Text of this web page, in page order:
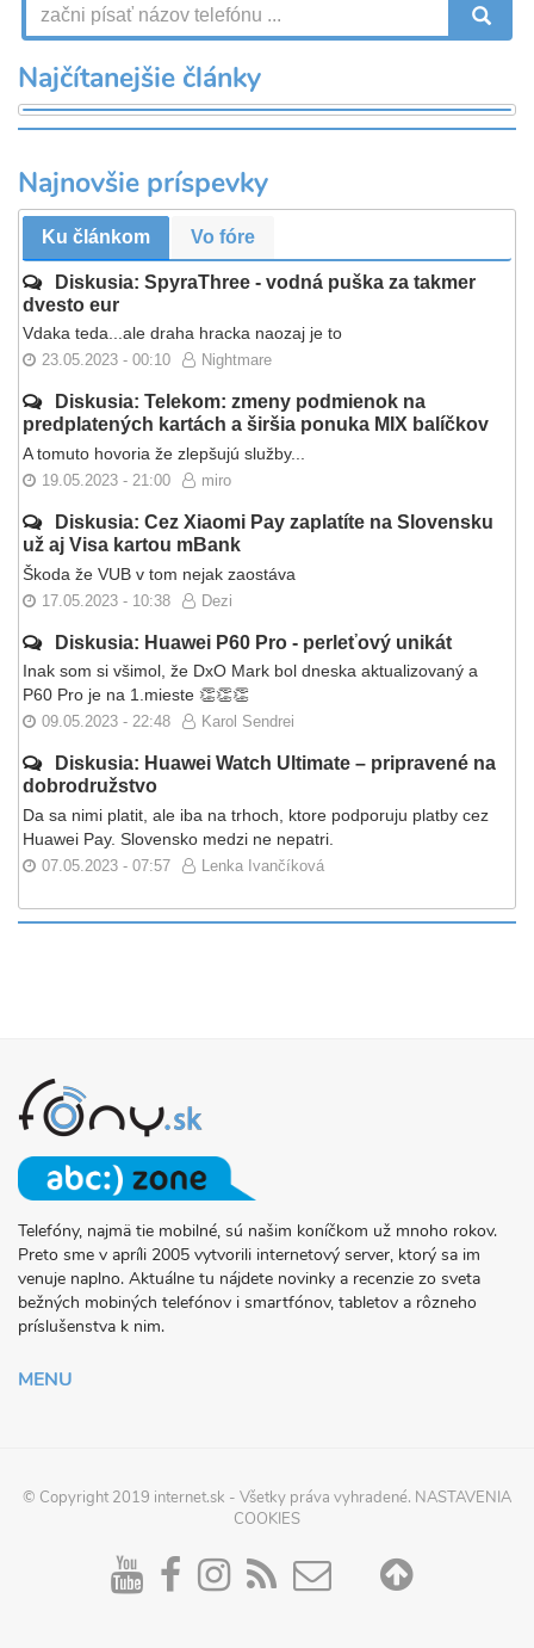
Najčítanejšie články
Najnovšie príspevky
Ku článkom Vo fóre
Diskusia: SpyraThree - vodná puška za takmer
dvesto eur
Vdaka teda...ale draha hracka naozaj je to
23.05.2023 - 00:10 Nightmare
Diskusia: Telekom: zmeny podmienok na
predplatených kartách a širšia ponuka MIX balíčkov
A tomuto hovoria že zlepšujú služby...
19.05.2023 - 21:00 miro
Diskusia: Cez Xiaomi Pay zaplatíte na Slovensku
už aj Visa kartou mBank
Škoda že VUB v tom nejak zaostáva
17.05.2023 - 10:38 Dezi
Diskusia: Huawei P60 Pro - perleťový unikát
Inak som si všimol, že DxO Mark bol dneska aktualizovaný a
P60 Pro je na 1.mieste 👏👏👏
09.05.2023 - 22:48 Karol Sendrei
Diskusia: Huawei Watch Ultimate – pripravené na
dobrodružstvo
Da sa nimi platit, ale iba na trhoch, ktore podporuju platby cez
Huawei Pay. Slovensko medzi ne nepatri.
07.05.2023 - 07:57 Lenka Ivančíková
O
PROJEKTE
FONY.SK
Telefóny, najmä tie mobilné, sú našim koníčkom už mnoho rokov.
Preto sme v apríli 2005 vytvorili internetový server, ktorý sa im
venuje naplno. Aktuálne tu nájdete novinky a recenzie zo sveta
bežných mobiných telefónov i smartfónov, tabletov a rôzneho
príslušenstva k nim.
MENU
© Copyright 2019 internet.sk - Všetky práva vyhradené. NASTAVENIA
COOKIES